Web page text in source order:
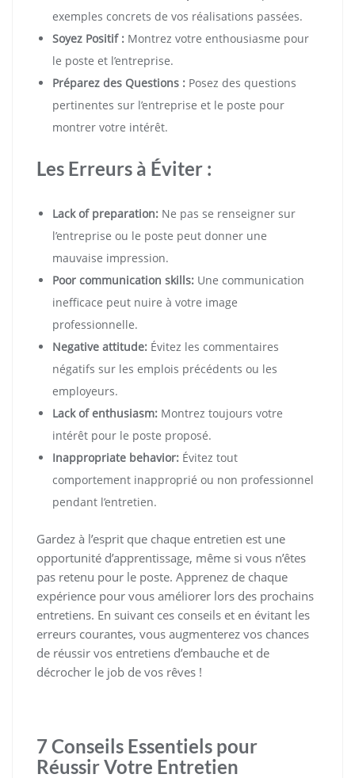
exemples concrets de vos réalisations passées.
Soyez Positif : Montrez votre enthousiasme pour
le poste et l’entreprise.
Préparez des Questions : Posez des questions
pertinentes sur l’entreprise et le poste pour
montrer votre intérêt.
Les Erreurs à Éviter :
Lack of preparation: Ne pas se renseigner sur
l’entreprise ou le poste peut donner une
mauvaise impression.
Poor communication skills: Une communication
inefficace peut nuire à votre image
professionnelle.
Negative attitude: Évitez les commentaires
négatifs sur les emplois précédents ou les
employeurs.
Lack of enthusiasm: Montrez toujours votre
intérêt pour le poste proposé.
Inappropriate behavior: Évitez tout
comportement inapproprié ou non professionnel
pendant l’entretien.
Gardez à l’esprit que chaque entretien est une
opportunité d’apprentissage, même si vous n’êtes
pas retenu pour le poste. Apprenez de chaque
expérience pour vous améliorer lors des prochains
entretiens. En suivant ces conseils et en évitant les
erreurs courantes, vous augmenterez vos chances
de réussir vos entretiens d’embauche et de
décrocher le job de vos rêves !
7 Conseils Essentiels pour
Réussir Votre Entretien